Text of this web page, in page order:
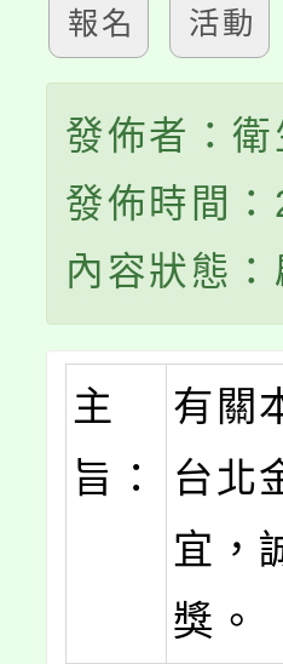
報名 活動
發佈者：衛
發佈時間
內容狀態：
主
旨：
有關
台北
宜，
獎。